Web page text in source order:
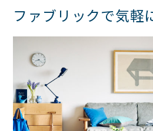
ファブリックで気軽